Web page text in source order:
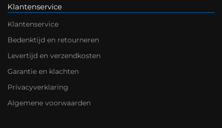
Klantenservice
Klantenservice
Bedenktijd en retourneren
Levertijd en verzendkosten
Garantie en klachten
Privacyverklaring
Algemene voorwaarden